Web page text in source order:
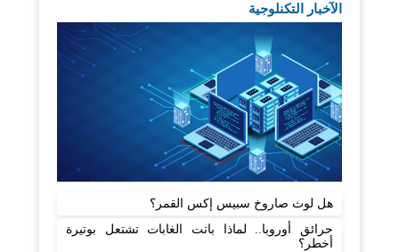
الآخبار التكنلوجية
هل لوث صاروخ سبيس إكس القمر؟
حرائق أوروبا.. لماذا باتت الغابات تشتعل بوتيرة
أخطر؟